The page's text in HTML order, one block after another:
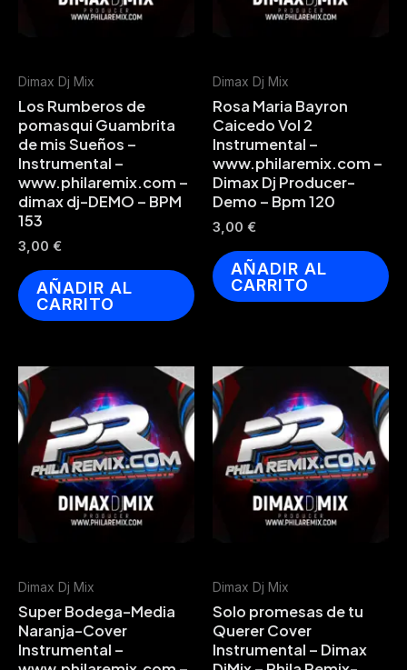
Dimax Dj Mix
Los Rumberos de
pomasqui Guambrita
de mis Sueños –
Instrumental –
www.philaremix.com –
dimax dj-DEMO – BPM
153
3,00 €
AÑADIR AL
CARRITO
Dimax Dj Mix
Rosa Maria Bayron
Caicedo Vol 2
Instrumental –
www.philaremix.com –
Dimax Dj Producer-
Demo – Bpm 120
3,00 €
AÑADIR AL
CARRITO
Dimax Dj Mix
Super Bodega-Media
Naranja-Cover
Instrumental –
Dimax Dj Mix
Solo promesas de tu
Querer Cover
Instrumental – Dimax